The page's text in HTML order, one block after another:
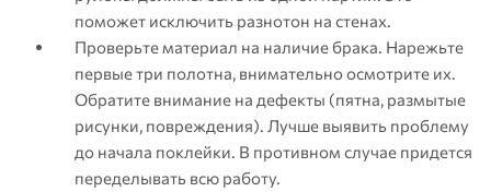
поможет исключить разнотон на стенах.
Проверьте материал на наличие брака. Нарежьте
первые три полотна, внимательно осмотрите их.
Обратите внимание на дефекты (пятна, размытые
рисунки, повреждения). Лучше выявить проблему
до начала поклейки. В противном случае придется
переделывать всю работу.